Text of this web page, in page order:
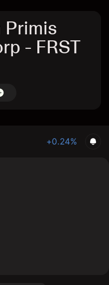
Primis
- FRST
+0.24%